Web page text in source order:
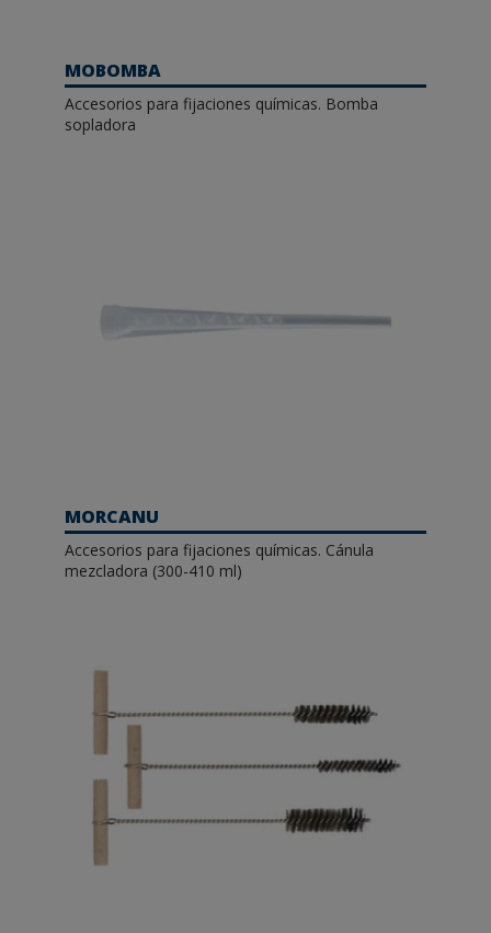
MOBOMBA
Accesorios para fijaciones químicas. Bomba
sopladora
MORCANU
Accesorios para fijaciones químicas. Cánula
mezcladora (300-410 ml)